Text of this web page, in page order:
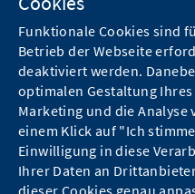
aktiven
Slides
Elemente
(wie
Links)
anzuspringen.
Teilqualifizierung zur
Berufsabschluss schaffte.
Sie
verlassen
jetzt
das
Funktionale Cookies sind
Betrieb der Webseite
deaktiviert werden.
optimalen Gestaltung
Marketing und die
einem Klick auf "Ich
Einwilligung in diese
Ihrer Daten an
dieser Cookies genau